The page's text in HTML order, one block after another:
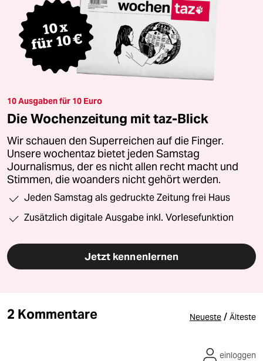
10 Ausgaben für 10 Euro
Die Wochenzeitung mit taz-Blick
Wir schauen den Superreichen auf die Finger.
Unsere wochentaz bietet jeden Samstag
Journalismus, der es nicht allen recht macht und
Stimmen, die woanders nicht gehört werden.
Jeden Samstag als gedruckte Zeitung frei Haus
Zusätzlich digitale Ausgabe inkl. Vorlesefunktion
Jetzt kennenlernen
2 Kommentare Neueste / Älteste
einloggen